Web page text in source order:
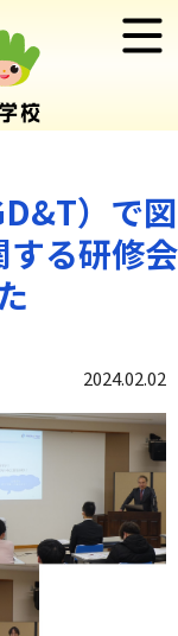
）で図
る研修会
2024.02.02